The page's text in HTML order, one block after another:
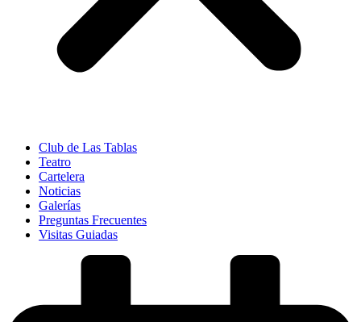
Club de Las Tablas
Teatro
Cartelera
Noticias
Galerías
Preguntas Frecuentes
Visitas Guiadas